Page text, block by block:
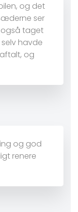
og det
ser
også taget
havde
og
og god
renere